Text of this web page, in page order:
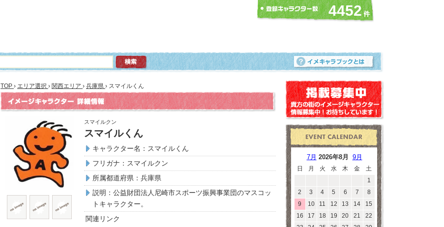
4452
TOP › エリア選択 › 関西エリア › 兵庫県 › スマイルくん
スマイルクン
スマイルくん
キャラクター名：スマイルくん
フリガナ：スマイルクン
所属都道府県：兵庫県
説明：公益財団法人尼崎市スポーツ振興事業団のマスコッ
トキャラクター。
関連リンク
7月 2026年8月 9月
日 月 火 水 木 金
土
1
2
3 4 5 6 7
8
9
10 11 12 13 14
15
16
17 18 19 20 21
22